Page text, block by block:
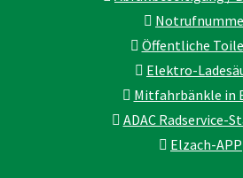
Öffentliche
Elektro-
Mitfahrbänkle in
ADAC Radservice-
Elzach-APP